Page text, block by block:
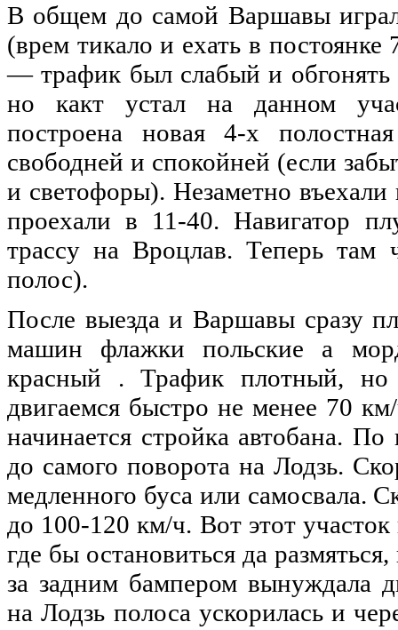
В общем до самой Варшавы
(врем тикало и ехать в
— трафик был слабый и обгонять
но какт устал на данном
построена новая 4-х
свободней и спокойней (если
и светофоры). Незаметно
проехали в 11-40. Навигатор
трассуна Вроцлав. Теперь там
полос).
После выезда и Варшавы сразу
машин флажкипольские а
красный . Трафик плотный, но
двигаемся быстро не менее 70
начинается стройка автобана.
до самого поворота на Лодзь.
медленного буса или самосвала.
до 100-120 км/ч. Вот этот
где бы остановиться да размяться,
за задним бампером вынуждала
на Лодзь полоса ускорилась и